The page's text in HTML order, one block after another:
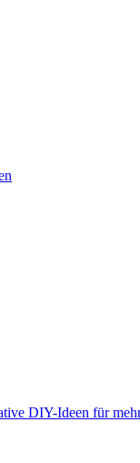
DIY-Ideen für